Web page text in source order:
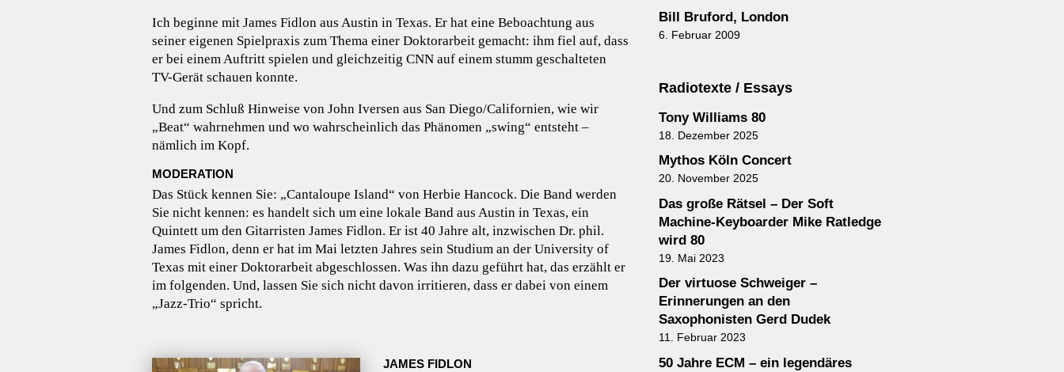
Ich beginne mit James Fidlon aus Austin in Texas. Er hat eine Beboachtung aus
seiner eigenen Spielpraxis zum Thema einer Doktorarbeit gemacht: ihm fiel auf, dass
er bei einem Auftritt spielen und gleichzeitig CNN auf einem stumm geschalteten
TV-Gerät schauen konnte.
Und zum Schluß Hinweise von John Iversen aus San Diego/Californien, wie wir
„Beat“ wahrnehmen und wo wahrscheinlich das Phänomen „swing“ entsteht –
nämlich im Kopf.
MODERATION
Das Stück kennen Sie: „Cantaloupe Island“ von Herbie Hancock. Die Band werden
Sie nicht kennen: es handelt sich um eine lokale Band aus Austin in Texas, ein
Quintett um den Gitarristen James Fidlon. Er ist 40 Jahre alt, inzwischen Dr. phil.
James Fidlon, denn er hat im Mai letzten Jahres sein Studium an der University of
Texas mit einer Doktorarbeit abgeschlossen. Was ihn dazu geführt hat, das erzählt er
im folgenden. Und, lassen Sie sich nicht davon irritieren, dass er dabei von einem
„Jazz-Trio“ spricht.
JAMES FIDLON
Bill Bruford, London
6. Februar 2009
Radiotexte / Essays
Tony Williams 80
18. Dezember 2025
Mythos Köln Concert
20. November 2025
Das große Rätsel – Der Soft
Machine-Keyboarder Mike Ratledge
wird 80
19. Mai 2023
Der virtuose Schweiger –
Erinnerungen an den
Saxophonisten Gerd Dudek
11. Februar 2023
50 Jahre ECM – ein legendäres